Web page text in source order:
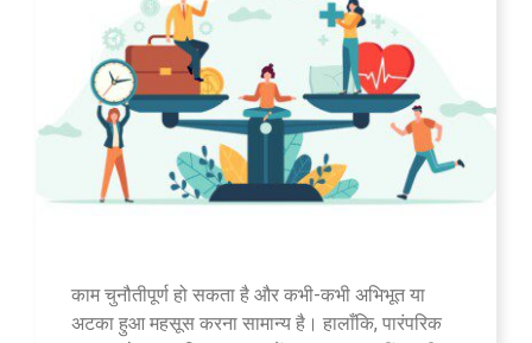
काम चुनौतीपूर्ण हो सकता है और कभी-कभी अभिभूत या
अटका हुआ महसूस करना सामान्य है। हालाँकि, पारंपरिक